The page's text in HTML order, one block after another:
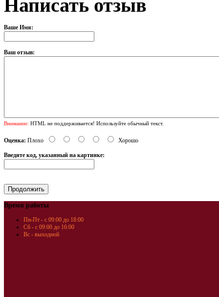
Написать отзыв
Ваше Имя:
Ваш отзыв:
Внимание: HTML не поддерживается! Используйте обычный текст.
Оценка: Плохо Хорошо
Введите код, указанный на картинке:
Время работы
Пн-Пт - с 09:00 до 18:00
Сб - с 09:00 до 16:00
Вс - выходной